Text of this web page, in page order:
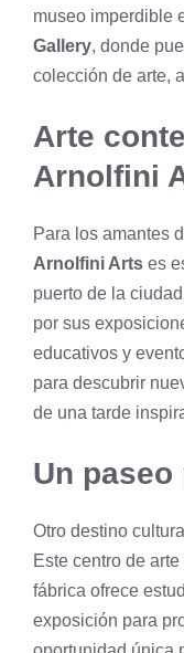
museo imperdible
Gallery, donde
colección de arte,
Arte
Arnolfini
Para los amantes
Arnolfini Arts es
puerto de la
por sus
educativos y
para descubrir
de una tarde
Un
Otro destino
Este centro de
fábrica ofrece
exposición para